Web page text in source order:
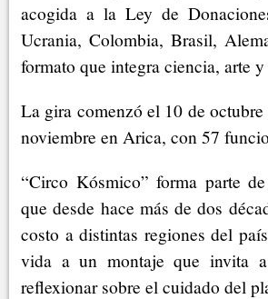
acogida a la Ley de
Ucrania, Colombia, Brasil,
formato que integra ciencia, arte
La gira comenzó el 10 de
noviembre en Arica, con 57
“Circo Kósmico” forma parte
que desde hace más de dos
costo a distintas regiones del
vida a un montaje que invita
reflexionar sobre el cuidado del